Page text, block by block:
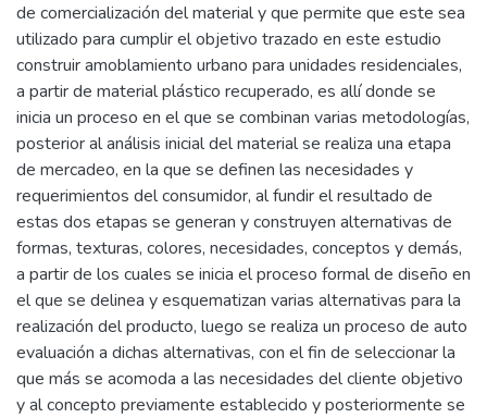
de comercialización del material y que permite que este sea
utilizado para cumplir el objetivo trazado en este estudio
construir amoblamiento urbano para unidades residenciales,
a partir de material plástico recuperado, es allí donde se
inicia un proceso en el que se combinan varias metodologías,
posterior al análisis inicial del material se realiza una etapa
de mercadeo, en la que se definen las necesidades y
requerimientos del consumidor, al fundir el resultado de
estas dos etapas se generan y construyen alternativas de
formas, texturas, colores, necesidades, conceptos y demás,
a partir de los cuales se inicia el proceso formal de diseño en
el que se delinea y esquematizan varias alternativas para la
realización del producto, luego se realiza un proceso de auto
evaluación a dichas alternativas, con el fin de seleccionar la
que más se acomoda a las necesidades del cliente objetivo
y al concepto previamente establecido y posteriormente se